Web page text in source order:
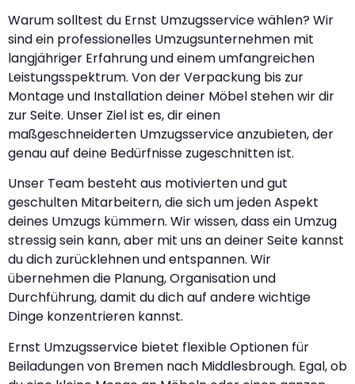
Warum solltest du Ernst Umzugsservice wählen? Wir
sind ein professionelles Umzugsunternehmen mit
langjähriger Erfahrung und einem umfangreichen
Leistungsspektrum. Von der Verpackung bis zur
Montage und Installation deiner Möbel stehen wir dir
zur Seite. Unser Ziel ist es, dir einen
maßgeschneiderten Umzugsservice anzubieten, der
genau auf deine Bedürfnisse zugeschnitten ist.
Unser Team besteht aus motivierten und gut
geschulten Mitarbeitern, die sich um jeden Aspekt
deines Umzugs kümmern. Wir wissen, dass ein Umzug
stressig sein kann, aber mit uns an deiner Seite kannst
du dich zurücklehnen und entspannen. Wir
übernehmen die Planung, Organisation und
Durchführung, damit du dich auf andere wichtige
Dinge konzentrieren kannst.
Ernst Umzugsservice bietet flexible Optionen für
Beiladungen von Bremen nach Middlesbrough. Egal, ob